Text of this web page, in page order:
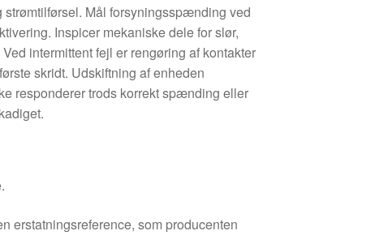
strømtilførsel. Mål forsyningsspænding ved
Inspicer mekaniske dele for slør,
intermittent fejl er rengøring af kontakter
skridt. Udskiftning af enheden
responderer trods korrekt spænding eller
erstatningsreference, som producenten